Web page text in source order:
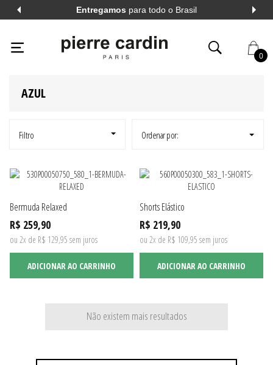
Entregamos para todo o Brasil
0
LONGA VER TODOS
CURTA
PIERRECARDIN HOMEM BERMUDAS E SHORTS BUSCA: AZUL
Filtro
AZUL
Ordenar por:
Bermuda Relaxed
R$ 259,90
ou 2x de R$ 129,95 sem juros
ADICIONAR AO CARRINHO
Shorts Elástico
R$ 219,90
ou 2x de R$ 109,95 sem juros
ADICIONAR AO CARRINHO
Não existem mais resultados